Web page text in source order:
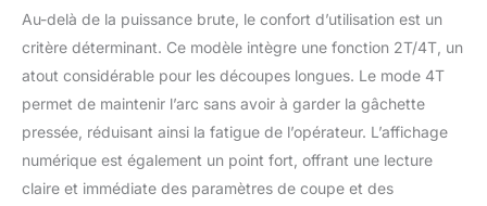
composants de haute
qualité assurent une
durée de vie et un
rendement supérieurs
de 30 % à ceux des
appareils standard.
Affichage numérique
clair:Tous les
paramètres essentiels
Au-delà de la puissance brute, le confort d’utilisation est un
critère déterminant. Ce modèle intègre une fonction 2T/4T, un
atout considérable pour les découpes longues. Le mode 4T
permet de maintenir l’arc sans avoir à garder la gâchette
pressée, réduisant ainsi la fatigue de l’opérateur. L’affichage
numérique est également un point fort, offrant une lecture
claire et immédiate des paramètres de coupe et des